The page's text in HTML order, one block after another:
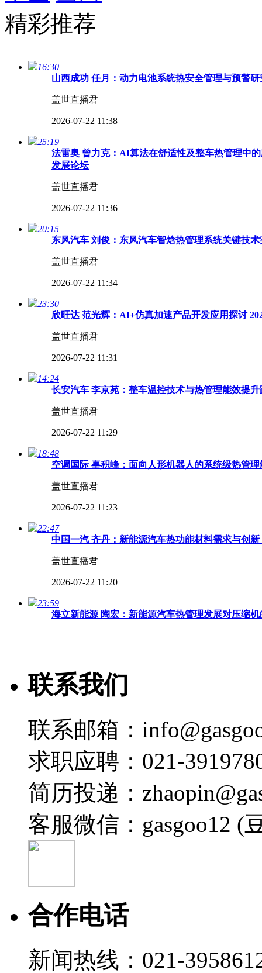
精彩推荐
16:30
山西成功 任月：动力电池系统热安全管理与预警
盖世直播君
2026-07-22 11:38
25:19
法雷奥 曾力克：AI算法在舒适性及整车热管理中
发展论坛
盖世直播君
2026-07-22 11:36
20:15
东风汽车 刘俊：东风汽车智焓热管理系统关键技
盖世直播君
2026-07-22 11:34
23:30
欣旺达 范光辉：AI+仿真加速产品开发应用探讨
盖世直播君
2026-07-22 11:31
14:24
长安汽车 李京苑：整车温控技术与热管理能效提
盖世直播君
2026-07-22 11:29
18:48
空调国际 辜积峰：面向人形机器人的系统级热管
盖世直播君
2026-07-22 11:23
22:47
中国一汽 齐丹：新能源汽车热功能材料需求与创
盖世直播君
2026-07-22 11:20
23:59
海立新能源 陶宏：新能源汽车热管理发展对压缩
31:42
【高端对话】 2026第四届汽车热管理全场景创新
2026-07-22 11:16
23:11
北汽福田 黄嘉悦：商用车全域热管理能效提升路
盖世直播君
2026-07-22 11:15
19:01
安世 罗金：安世车规MOSFET驱动汽车热管理方
19:26
海力达 王益民：新能源汽车热管理集成化路径：
2026-07-22 10:41
联系我们
联系邮箱：
求职应聘：021-
简历投递：
客服微信：gasgoo12 (
合作电话
新闻热线：021-